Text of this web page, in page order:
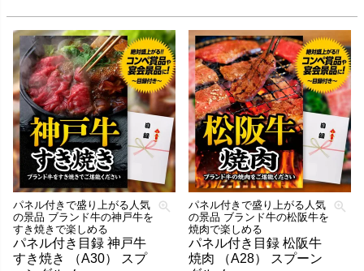
パネル付きで盛り上がる人気
の景品 ブランド牛の神戸牛を
すき焼きで楽しめる
パネル付き目録 神戸牛
すき焼き （A30） スプ
パネル付きで盛り上がる人気
の景品 ブランド牛の松阪牛を
焼肉で楽しめる
パネル付き目録 松阪牛
焼肉 （A28） スプーン